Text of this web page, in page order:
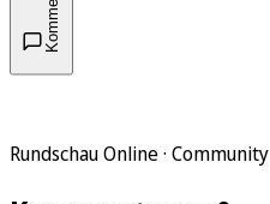
Rundschau Online · Community